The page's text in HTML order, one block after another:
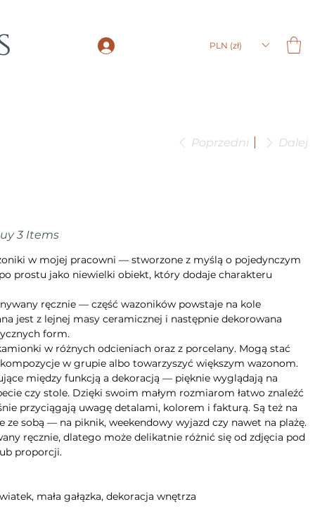
PLN (zł)
Poprzedni Dalej
3 Items
w mojej pracowni — stworzone z myślą o pojedynczym
prostu jako niewielki obiekt, który dodaje charakteru
ręcznie — część wazoników powstaje na kole
jest z lejnej masy ceramicznej i następnie dekorowana
form.
w różnych odcieniach oraz z porcelany. Mogą stać
w grupie albo towarzyszyć większym wazonom.
między funkcją a dekoracją — pięknie wyglądają na
czy stole. Dzięki swoim małym rozmiarom łatwo znaleźć
przyciągają uwagę detalami, kolorem i fakturą. Są też na
ze sobą — na piknik, weekendowy wyjazd czy nawet na plażę.
ręcznie, dlatego może delikatnie różnić się od zdjęcia pod
proporcji.
mała gałązka, dekoracja wnętrza